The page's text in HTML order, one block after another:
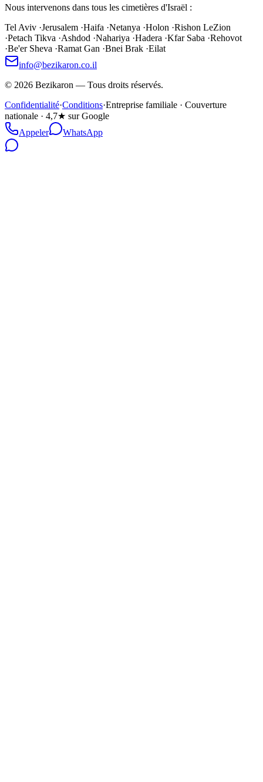
Nous intervenons dans tous les cimetières d'Israël :
Tel Aviv ·Jerusalem ·Haifa ·Netanya ·Holon ·Rishon LeZion
·Petach Tikva ·Ashdod ·Nahariya ·Hadera ·Kfar Saba ·Rehovot
·Be'er Sheva ·Ramat Gan ·Bnei Brak ·Eilat
info@bezikaron.co.il
© 2026 Bezikaron — Tous droits réservés.
Confidentialité·Conditions·Entreprise familiale · Couverture
nationale · 4,7★ sur Google
Appeler
WhatsApp